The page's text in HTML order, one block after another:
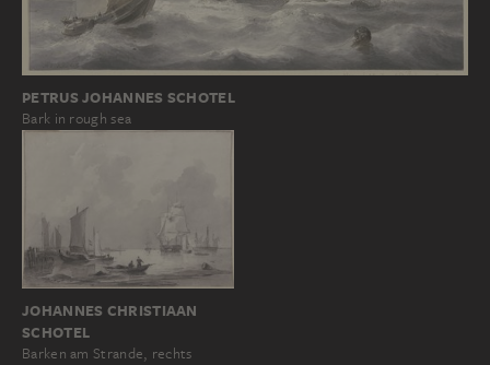
PETRUS JOHANNES SCHOTEL
Bark in rough sea
JOHANNES CHRISTIAAN
SCHOTEL
Barken am Strande, rechts